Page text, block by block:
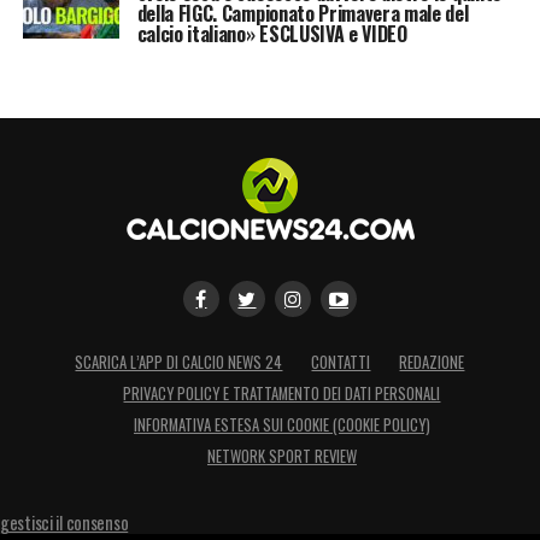
della FIGC. Campionato Primavera male del
calcio italiano» ESCLUSIVA e VIDEO
SCARICA L’APP DI CALCIO NEWS 24 CONTATTI
REDAZIONE
PRIVACY POLICY E TRATTAMENTO DEI DATI PERSONALI
INFORMATIVA ESTESA SUI COOKIE (COOKIE POLICY)
NETWORK SPORT REVIEW
gestisci il consenso